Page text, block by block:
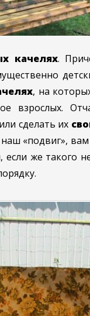
качелях.
, на
взрослых.
сделать их
«подвиг», вам
же такого